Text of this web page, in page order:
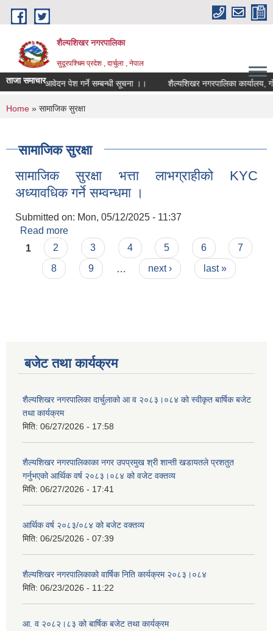
Skip to main content
शैल्यशिखर नगरपालिका
सुदूरपश्चिम प्रदेश , दार्चुला , नेपाल
ताजा समाचारलागी आवेदन पेश गर्ने सम्बन्धी सूचना ।। शैल्यशिखर नगरपालिका कार्यालय,
You are here
Home » सामाजिक सुरक्षा
सामाजिक सुरक्षा
सामाजिक सुरक्षा भत्ता लाभग्राहीको KYC
अध्यावधिक गर्ने सम्वन्धमा ।
Submitted on: Mon, 05/12/2025 - 11:37
Read more
अध्यावधिक गर्ने सम्वन्धमा ।
Pages
1 2 3 4 5 6
7
8
9 next › last »
बजेट तथा कार्यक्रम
शैल्यशिखर नगरपालिका दार्चुलाको आ व २०८३।०८४ को स्वीकृत बार्षिक बजेट
तथा कार्यक्रम
मिति: 06/27/2026 - 17:58
शैल्यशिखर नगरपालिकाका नगर उपप्रमुख श्री शान्ती खडायतले प्रशतुत
गर्नुभएको आर्थिक वर्ष २०८३।०८४ को वजेट वक्तव्य
मिति: 06/27/2026 - 17:41
आर्थिक वर्ष २०८३/०८४ को बजेट वक्तव्य
मिति: 06/25/2026 - 07:39
शैल्यशिखर नगरपालिकाको वार्षिक निति कार्यक्रम २०८३।०८४
मिति: 06/23/2026 - 11:22
आ. व २०८२।८३ को बार्षिक बजेट तथा कार्यक्रम